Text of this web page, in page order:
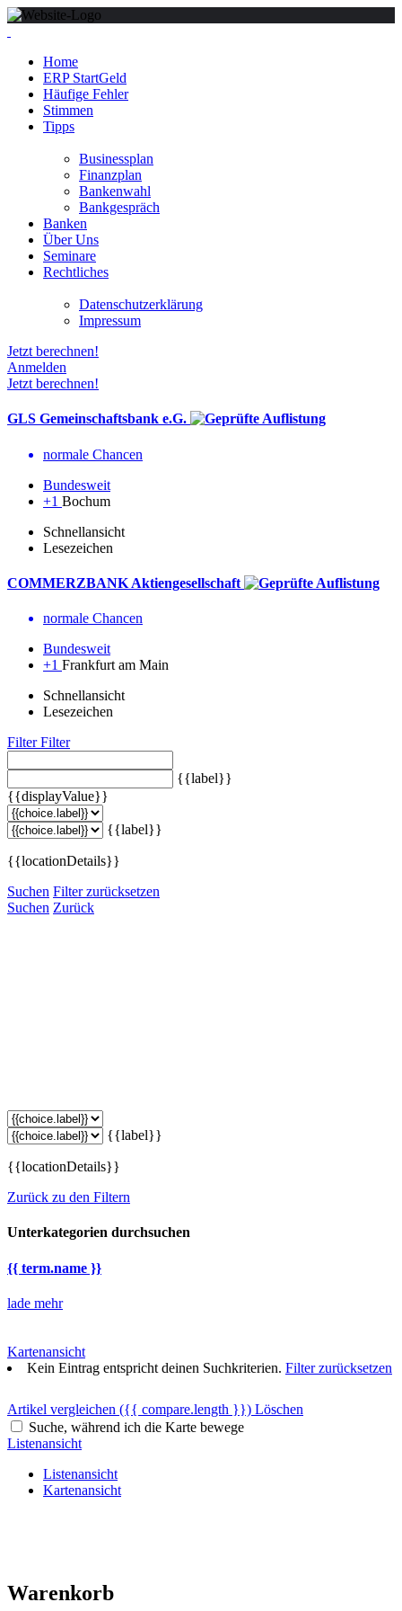
Home
ERP StartGeld
Häufige Fehler
Stimmen
Tipps
Businessplan
Finanzplan
Bankenwahl
Bankgespräch
Banken
Über Uns
Seminare
Rechtliches
Datenschutzerklärung
Impressum
Jetzt berechnen!
Anmelden
Jetzt berechnen!
GLS Gemeinschaftsbank e.G.
normale Chancen
Bundesweit
+1 Bochum
Schnellansicht
Lesezeichen
COMMERZBANK Aktiengesellschaft
normale Chancen
Bundesweit
+1 Frankfurt am Main
Schnellansicht
Lesezeichen
FilterFilter
{{label}}
{{displayValue}}
{{label}}
{{locationDetails}}
Suchen Filter zurücksetzen
Suchen Zurück
{{label}}
{{locationDetails}}
Zurück zu den Filtern
Unterkategorien durchsuchen
{{ term.name }}
lade mehr
Kartenansicht
Kein Eintrag entspricht deinen Suchkriterien. Filter zurücksetzen
Artikel vergleichen ({{ compare.length }}) Löschen
Suche, während ich die Karte bewege
Listenansicht
Listenansicht
Kartenansicht
Warenkorb